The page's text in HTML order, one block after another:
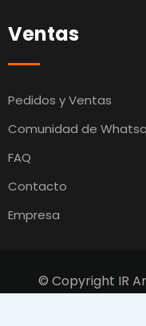
Ventas
Pedidos y Ventas
Comunidad de
FAQ
Contacto
Empresa
© Copyright IR